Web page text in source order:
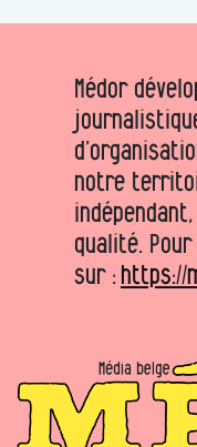
Médor
notre
qualité.
sur : https://